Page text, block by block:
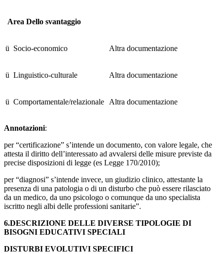
Area Dello svantaggio
ü Socio-economico Altra documentazione
ü Linguistico-culturale Altra documentazione
ü Comportamentale/relazionale Altra documentazione
Annotazioni:
per “certificazione” s’intende un documento, con valore legale, che
attesta il diritto dell’interessato ad avvalersi delle misure previste da
precise disposizioni di legge (es Legge 170/2010);
per “diagnosi” s’intende invece, un giudizio clinico, attestante la
presenza di una patologia o di un disturbo che può essere rilasciato
da un medico, da uno psicologo o comunque da uno specialista
iscritto negli albi delle professioni sanitarie”.
6.DESCRIZIONE DELLE DIVERSE TIPOLOGIE DI
BISOGNI EDUCATIVI SPECIALI
DISTURBI EVOLUTIVI SPECIFICI